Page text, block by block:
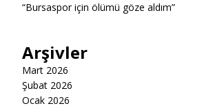
“Bursaspor için ölümü göze aldım”
Arşivler
Mart 2026
Şubat 2026
Ocak 2026